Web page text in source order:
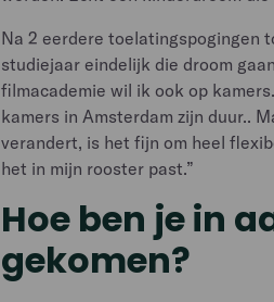
Na 2 eerdere toelatingspogingen
studiejaar eindelijk die droom
filmacademie wil ik ook op
kamers in Amsterdam zijn duur..
verandert, is het fijn om heel
het in mijn rooster past.”
Hoe ben je in
gekomen?